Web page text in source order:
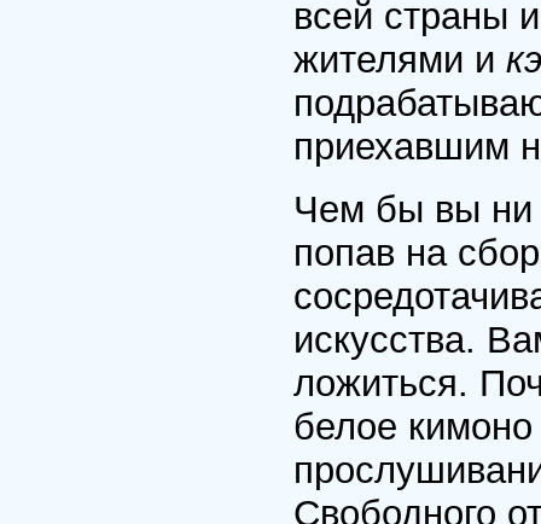
всей страны
жителями и
приехавшим
Чем бы вы ни
попав на
искусства.
ложиться.
белое
Свободного